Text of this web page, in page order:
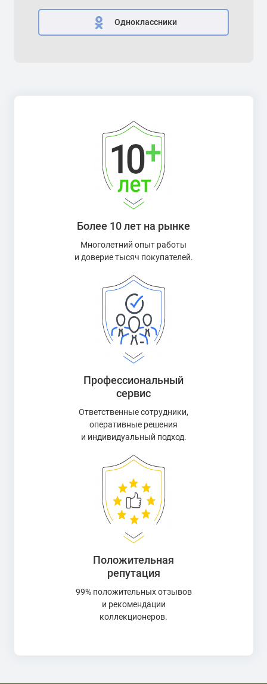
Одноклассники
Более 10 лет на рынке
Многолетний опыт работы
и доверие тысяч покупателей.
Профессиональный
сервис
Ответственные сотрудники,
оперативные решения
и индивидуальный подход.
Положительная
репутация
99% положительных отзывов
и рекомендации
коллекционеров.